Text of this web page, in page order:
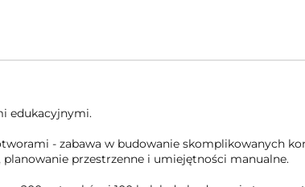
edukacyjnymi.
- zabawa w budowanie skomplikowanych
przestrzenne i umiejętności manualne.